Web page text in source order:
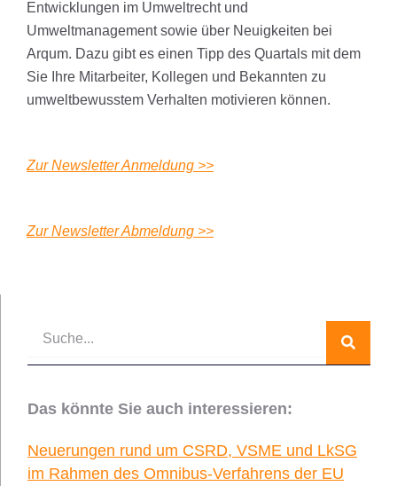
Entwicklungen im Umweltrecht und
Umweltmanagement sowie über Neuigkeiten bei
Arqum. Dazu gibt es einen Tipp des Quartals mit dem
Sie Ihre Mitarbeiter, Kollegen und Bekannten zu
umweltbewusstem Verhalten motivieren können.
Zur Newsletter Anmeldung >>
Zur Newsletter Abmeldung >>
Das könnte Sie auch interessieren:
Neuerungen rund um CSRD, VSME und LkSG
im Rahmen des Omnibus-Verfahrens der EU